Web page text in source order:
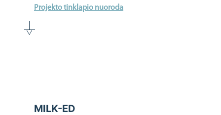
Projekto tinklapio nuoroda
MILK-ED